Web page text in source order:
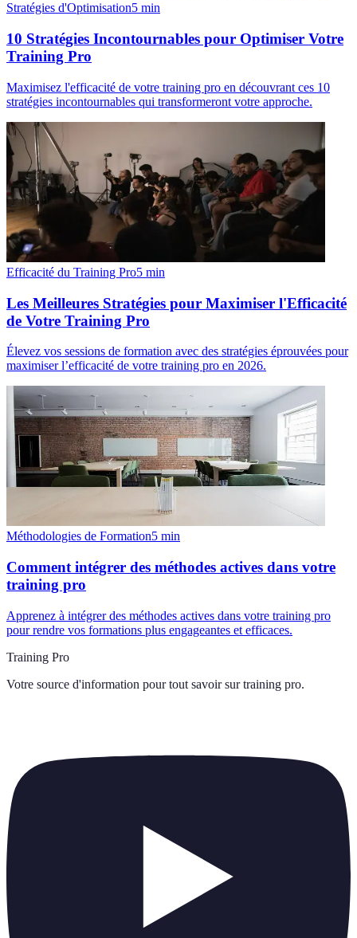
Stratégies d'Optimisation5 min
10 Stratégies Incontournables pour Optimiser Votre
Training Pro
Maximisez l'efficacité de votre training pro en découvrant ces 10
stratégies incontournables qui transformeront votre approche.
Efficacité du Training Pro5 min
Les Meilleures Stratégies pour Maximiser l'Efficacité
de Votre Training Pro
Élevez vos sessions de formation avec des stratégies éprouvées pour
maximiser l’efficacité de votre training pro en 2026.
Méthodologies de Formation5 min
Comment intégrer des méthodes actives dans votre
training pro
Apprenez à intégrer des méthodes actives dans votre training pro
pour rendre vos formations plus engageantes et efficaces.
Training Pro
Votre source d'information pour tout savoir sur training pro.